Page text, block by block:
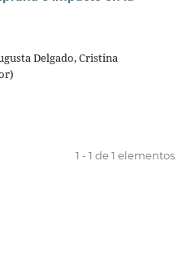
Delgado, Cristina
1 - 1 de 1 elementos